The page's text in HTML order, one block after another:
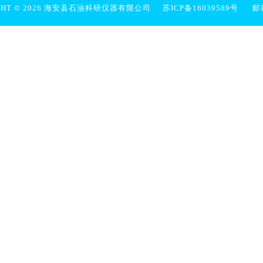
© 2026 海安县石油科研仪器有限公司 苏ICP备16039589号 邮